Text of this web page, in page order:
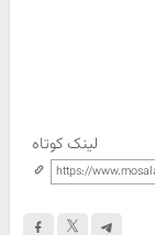
لینک کوتاه